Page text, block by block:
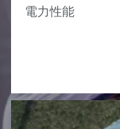
電力性能